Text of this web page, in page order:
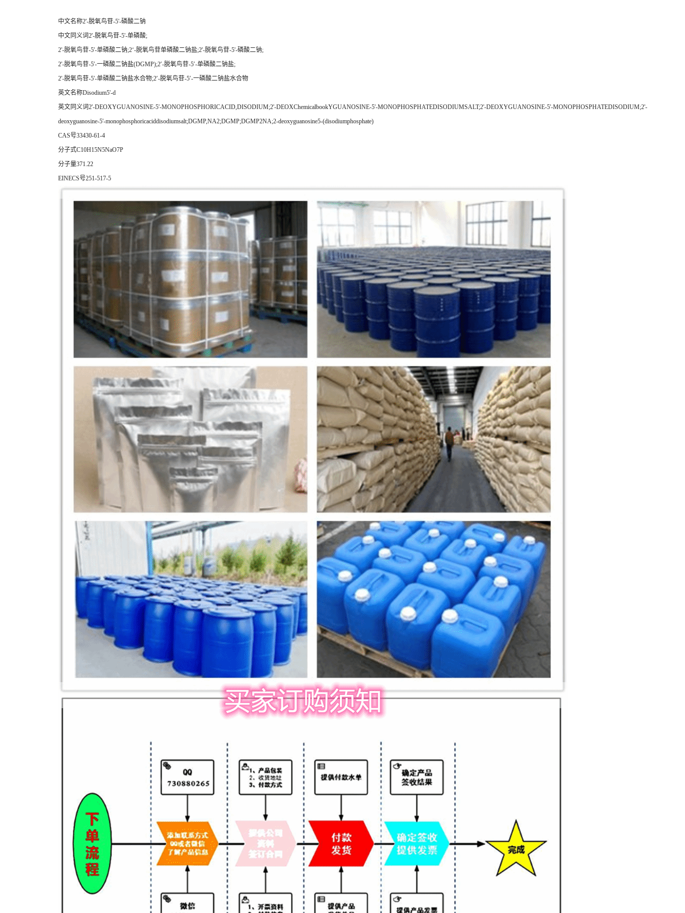
中文名称2'-脱氧鸟苷-5'-磷酸二钠
中文同义词2'-脱氧鸟苷-5'-单磷酸;
2'-脱氧鸟苷-5'-单磷酸二钠;2‘-脱氧鸟苷单磷酸二钠盐;2'-脱氧鸟苷-5'-磷酸二钠;
2'-脱氧鸟苷-5'-一磷酸二钠盐(DGMP);2′-脱氧鸟苷-5′-单磷酸二钠盐;
2'-脱氧鸟苷-5'-单磷酸二钠盐水合物;2′-脱氧鸟苷-5′-一磷酸二钠盐水合物
英文名称Disodium5'-d
英文同义词2'-DEOXYGUANOSINE-5'-MONOPHOSPHORICACID,DISODIUM;2'-DEOXChemicalbookYGUANOSINE-5'-MONOPHOSPHATEDISODIUMSALT;2'-DEOXYGUANOSINE-5'-MONOPHOSPHATEDISODIUM;2'-
deoxyguanosine-5'-monophosphoricaciddisodiumsalt;DGMP,NA2;DGMP;DGMP2NA;2-deoxyguanosine5-(disodiumphosphate)
CAS号33430-61-4
分子式C10H15N5NaO7P
分子量371.22
EINECS号251-517-5